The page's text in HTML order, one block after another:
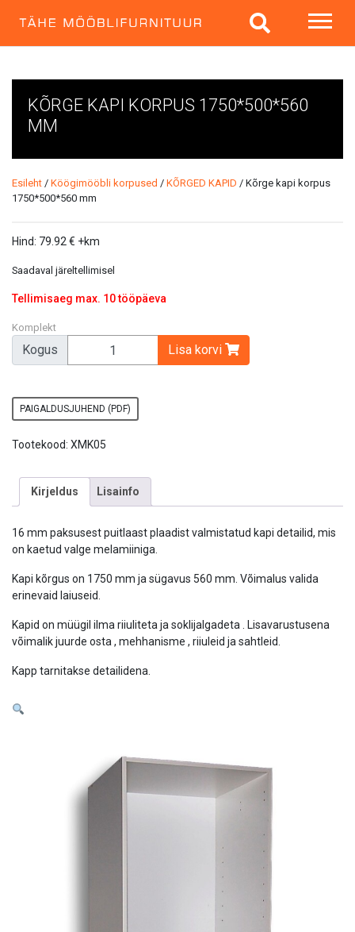
KÕRGE KAPI KORPUS 1750*500*560
MM
Esileht / Köögimööbli korpused / KÕRGED KAPID / Kõrge kapi korpus
1750*500*560 mm
Hind: 79.92 € +km
Saadaval järeltellimisel
Tellimisaeg max. 10 tööpäeva
Komplekt
Kogus Lisa korvi
PAIGALDUSJUHEND (PDF)
Tootekood: XMK05
Kirjeldus Lisainfo
16 mm paksusest puitlaast plaadist valmistatud kapi detailid, mis
on kaetud valge melamiiniga.
Kapi kõrgus on 1750 mm ja sügavus 560 mm. Võimalus valida
erinevaid laiuseid.
Kapid on müügil ilma riiuliteta ja soklijalgadeta . Lisavarustusena
võimalik juurde osta , mehhanisme , riiuleid ja sahtleid.
Kapp tarnitakse detailidena.